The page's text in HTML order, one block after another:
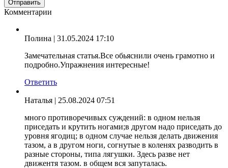
Комментарии
Полина | 31.05.2024 17:10
Замечательная статья.Все обьяснили очень грамотно и
подробно.Упражнения интересные!
Ответить
Наталья | 25.08.2024 07:51
много противоречивых суждений: в одном нельзя
приседать и крутить ногами;в другом надо приседать до
уровня ягодиц; в одном случае нельзя делать движения
тазом, а в другом ноги, согнутые в коленях разводить в
разные стороны, типа лягушки. Здесь разве нет
движентя тазом. в общем вся запуталась.